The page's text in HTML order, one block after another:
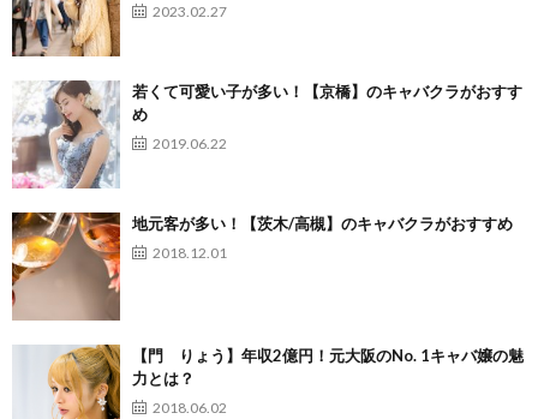
2023.02.27
若くて可愛い子が多い！【京橋】のキャバクラがおすす
め
2019.06.22
地元客が多い！【茨木/高槻】のキャバクラがおすすめ
2018.12.01
【門 りょう】年収2億円！元大阪のNo. 1キャバ嬢の魅
力とは？
2018.06.02